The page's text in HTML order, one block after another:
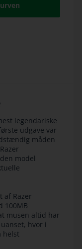
legendariske
udgave var
måden
model
af Razer
100MB
musen altid har
hvor i
helst